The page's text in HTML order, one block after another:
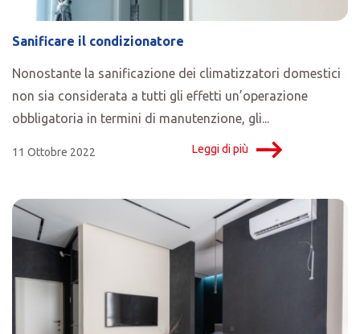
Sanificare il condizionatore
Nonostante la sanificazione dei climatizzatori domestici
non sia considerata a tutti gli effetti un’operazione
obbligatoria in termini di manutenzione, gli...
11 Ottobre 2022 Leggi di più